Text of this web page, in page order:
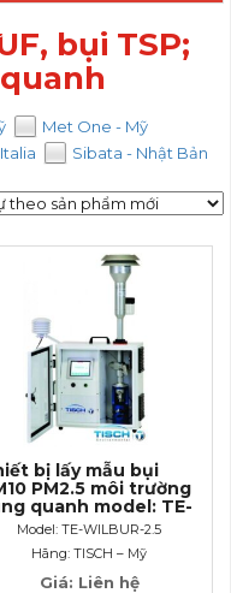
quanhbụi TSP;
Met One - Mỹ
Sibata - Nhật Bản
bị lấy mẫu bụi
PM2.5 môi trường
quanh model: TE-
2.5 hãng
Model: TE-WILBUR-2.5
Hãng: TISCH – Mỹ
Giá: Liên hệ